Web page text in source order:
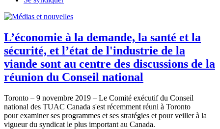
L’économie à la demande, la santé et la
sécurité, et l’état de l'industrie de la
viande sont au centre des discussions de la
réunion du Conseil national
Toronto – 9 novembre 2019 – Le Comité exécutif du Conseil
national des TUAC Canada s'est récemment réuni à Toronto
pour examiner ses programmes et ses stratégies et pour veiller à la
vigueur du syndicat le plus important au Canada.